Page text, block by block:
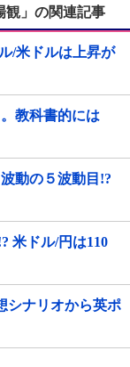
観」の関連記事
/米ドルは上昇が
教科書的には
動の５波動目!?
米ドル/円は110
シナリオから英ポ